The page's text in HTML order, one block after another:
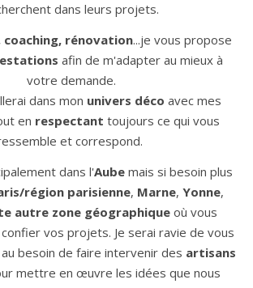
dans leurs projets.
coaching, rénovation...je vous propose
afin de m'adapter au mieux à
votre demande.
dans mon univers déco avec mes
en respectant toujours ce qui vous
et correspond.
dans l'Aube mais si besoin plus
région parisienne, Marne, Yonne,
autre zone géographiqueoù vous
vos projets. Je serai ravie de vous
besoin de faire intervenir des artisans
mettre en œuvre les idées que nous